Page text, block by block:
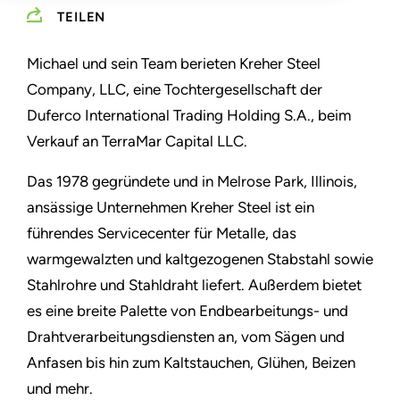
TEILEN
Michael und sein Team berieten Kreher Steel
Company, LLC, eine Tochtergesellschaft der
Duferco International Trading Holding S.A., beim
Verkauf an TerraMar Capital LLC.
Das 1978 gegründete und in Melrose Park, Illinois,
ansässige Unternehmen Kreher Steel ist ein
führendes Servicecenter für Metalle, das
warmgewalzten und kaltgezogenen Stabstahl sowie
Stahlrohre und Stahldraht liefert. Außerdem bietet
es eine breite Palette von Endbearbeitungs- und
Drahtverarbeitungsdiensten an, vom Sägen und
Anfasen bis hin zum Kaltstauchen, Glühen, Beizen
und mehr.